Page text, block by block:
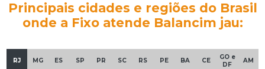
Principais cidades e regiões do Brasil
onde a Fixo atende Balancim jau:
RJ MG ES SP PR SC RS PE BA CE
GO e
DF
AM